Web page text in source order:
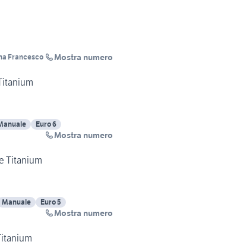
Francesco Mostra numero
Euro 6
Mostra numero
Titanium
Manuale
Euro 5
Mostra numero